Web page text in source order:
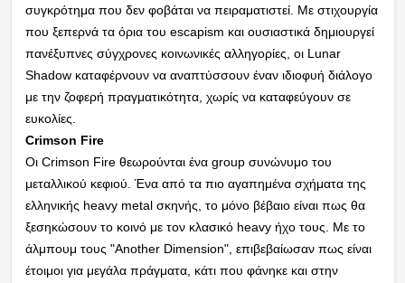
συγκρότημα που δεν φοβάται να πειραματιστεί. Με στιχουργία
που ξεπερνά τα όρια του escapism και ουσιαστικά δημιουργεί
πανέξυπνες σύγχρονες κοινωνικές αλληγορίες, οι Lunar
Shadow καταφέρνουν να αναπτύσσουν έναν ιδιοφυή διάλογο
με την ζοφερή πραγματικότητα, χωρίς να καταφεύγουν σε
ευκολίες.
Crimson Fire
Οι Crimson Fire θεωρούνται ένα group συνώνυμο του
μεταλλικού κεφιού. Ένα από τα πιο αγαπημένα σχήματα της
ελληνικής heavy metal σκηνής, το μόνο βέβαιο είναι πως θα
ξεσηκώσουν το κοινό με τον κλασικό heavy ήχο τους. Με το
άλμπουμ τους "Another Dimension", επιβεβαίωσαν πως είναι
έτοιμοι για μεγάλα πράγματα, κάτι που φάνηκε και στην